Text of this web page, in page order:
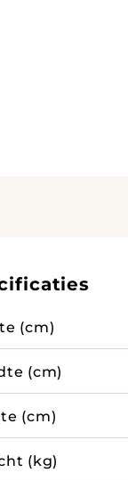
(cm)
(cm)
(cm)
(kg)